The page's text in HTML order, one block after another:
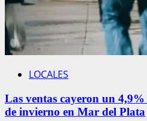
LOCALES
Las ventas cayeron un
de invierno en Mar del Plata